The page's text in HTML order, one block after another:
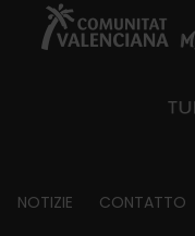
Footer
NOTIZIE CONTATTO